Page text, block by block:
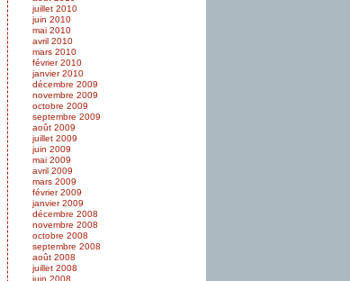
juillet 2010
juin 2010
mai 2010
avril 2010
mars 2010
février 2010
janvier 2010
décembre 2009
novembre 2009
octobre 2009
septembre 2009
août 2009
juillet 2009
juin 2009
mai 2009
avril 2009
mars 2009
février 2009
janvier 2009
décembre 2008
novembre 2008
octobre 2008
septembre 2008
août 2008
juillet 2008
juin 2008